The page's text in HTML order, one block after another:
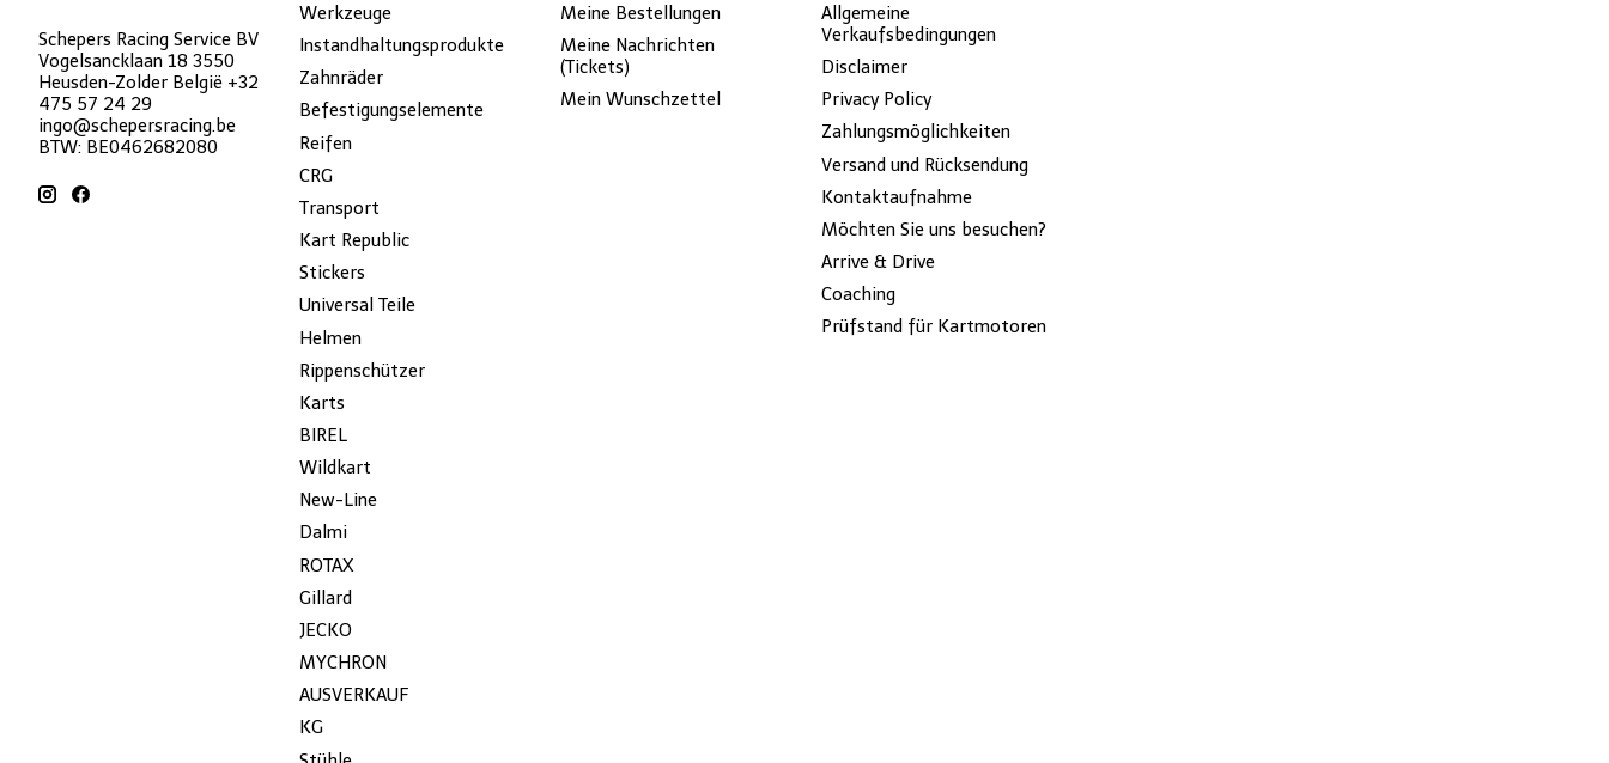
Schepers Racing Service BV
Vogelsancklaan 18 3550
Heusden-Zolder België +32
475 57 24 29
ingo@schepersracing.be
BTW: BE0462682080
Werkzeuge
Instandhaltungsprodukte
Zahnräder
Befestigungselemente
Reifen
CRG
Transport
Kart Republic
Stickers
Universal Teile
Helmen
Rippenschützer
Karts
BIREL
Wildkart
New-Line
Dalmi
ROTAX
Gillard
JECKO
MYCHRON
AUSVERKAUF
KG
Meine Bestellungen
Meine Nachrichten
(Tickets)
Mein Wunschzettel
Allgemeine
Verkaufsbedingungen
Disclaimer
Privacy Policy
Zahlungsmöglichkeiten
Versand und Rücksendung
Kontaktaufnahme
Möchten Sie uns besuchen?
Arrive & Drive
Coaching
Prüfstand für Kartmotoren